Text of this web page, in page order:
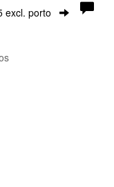
excl. porto